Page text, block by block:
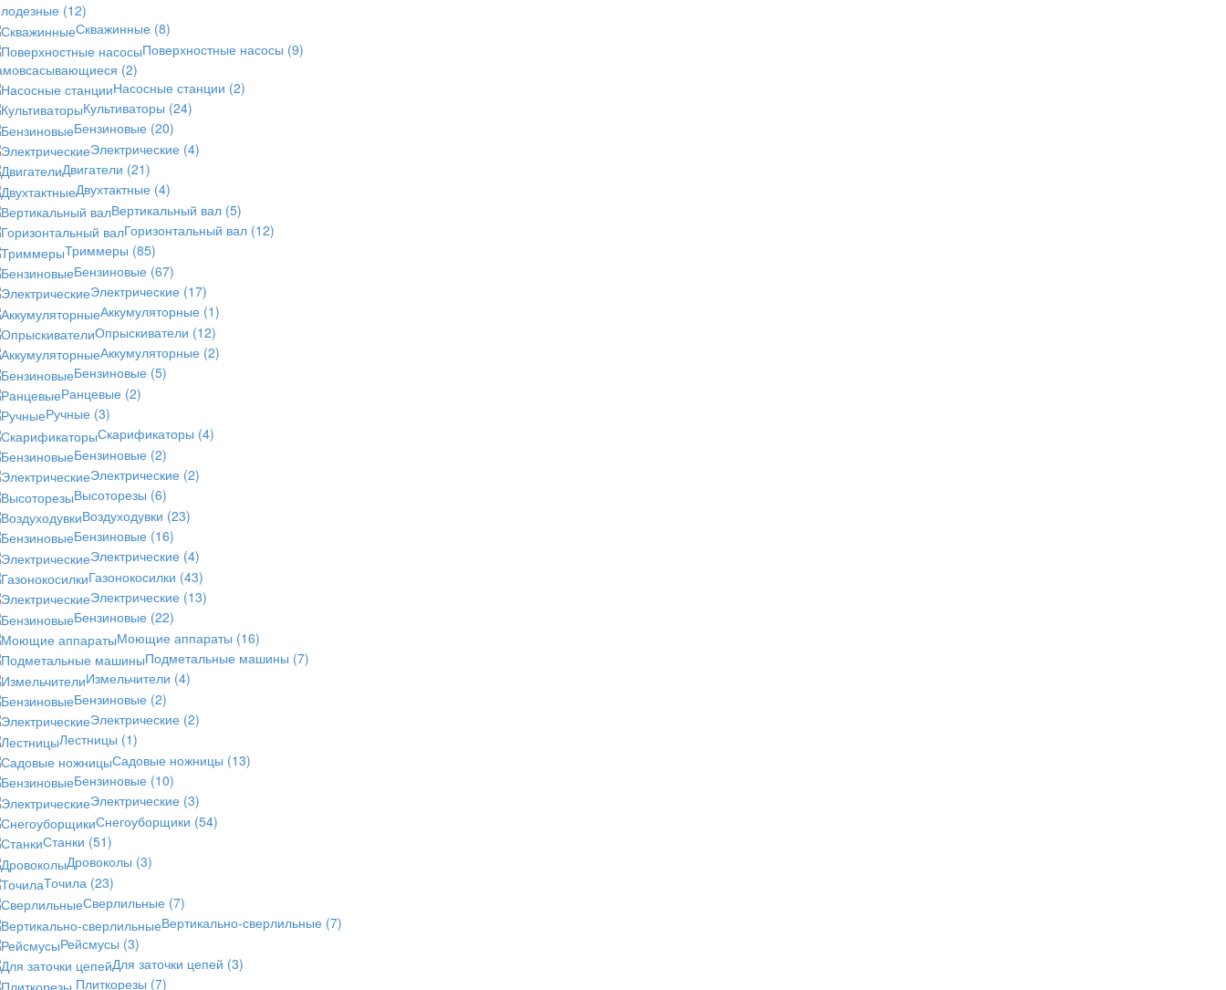
(12)
Скважинные (8)
Поверхностные насосы (9)
(2)
Насосные станции (2)
Культиваторы (24)
Бензиновые (20)
Электрические (4)
Двигатели (21)
Двухтактные (4)
Вертикальный вал (5)
Горизонтальный вал (12)
Триммеры (85)
Бензиновые (67)
Электрические (17)
Аккумуляторные (1)
Опрыскиватели (12)
Аккумуляторные (2)
Бензиновые (5)
Ранцевые (2)
Ручные (3)
Скарификаторы (4)
Бензиновые (2)
Электрические (2)
Высоторезы (6)
Воздуходувки (23)
Бензиновые (16)
Электрические (4)
Газонокосилки (43)
Электрические (13)
Бензиновые (22)
Моющие аппараты (16)
Подметальные машины (7)
Измельчители (4)
Бензиновые (2)
Электрические (2)
Лестницы (1)
Садовые ножницы (13)
Бензиновые (10)
Электрические (3)
Снегоуборщики (54)
Станки (51)
Дровоколы (3)
Точила (23)
Сверлильные (7)
Вертикально-сверлильные (7)
Рейсмусы (3)
Для заточки цепей (3)
Плиткорезы (7)